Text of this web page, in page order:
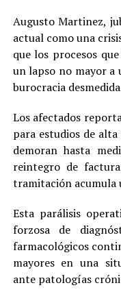
Augusto Martinez,
actual como una
que los procesos
un lapso no mayor a
burocracia
Los afectados
para estudios de
demoran hasta
reintegro de
tramitación acumula
Esta parálisis
forzosa de
farmacológicos
mayores en una
ante patologías